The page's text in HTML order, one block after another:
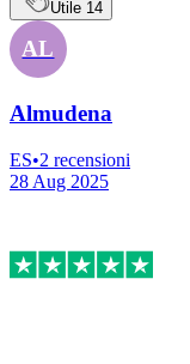
Utile 14
AL
Almudena
ES•2 recensioni
28 Aug 2025